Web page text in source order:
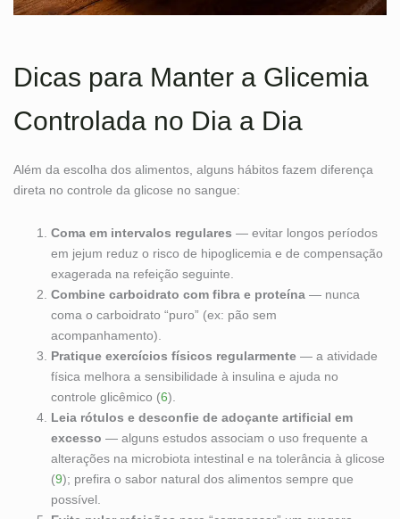
Dicas para Manter a Glicemia
Controlada no Dia a Dia
Além da escolha dos alimentos, alguns hábitos fazem diferença
direta no controle da glicose no sangue:
Coma em intervalos regulares — evitar longos períodos
em jejum reduz o risco de hipoglicemia e de compensação
exagerada na refeição seguinte.
Combine carboidrato com fibra e proteína — nunca
coma o carboidrato “puro” (ex: pão sem
acompanhamento).
Pratique exercícios físicos regularmente — a atividade
física melhora a sensibilidade à insulina e ajuda no
controle glicêmico (6).
Leia rótulos e desconfie de adoçante artificial em
excesso — alguns estudos associam o uso frequente a
alterações na microbiota intestinal e na tolerância à glicose
(9); prefira o sabor natural dos alimentos sempre que
possível.